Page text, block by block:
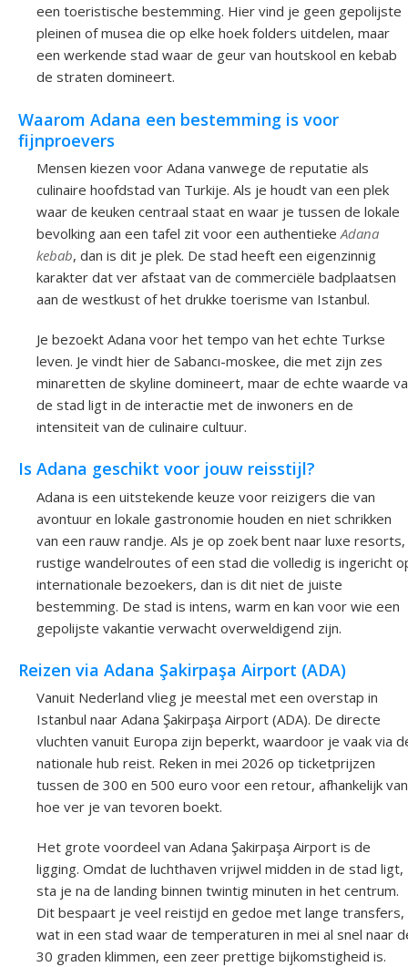
een toeristische bestemming. Hier vind je geen gepolijste
pleinen of musea die op elke hoek folders uitdelen, maar
een werkende stad waar de geur van houtskool en kebab
de straten domineert.
Waarom Adana een bestemming is voor
fijnproevers
Mensen kiezen voor Adana vanwege de reputatie als
culinaire hoofdstad van Turkije. Als je houdt van een plek
waar de keuken centraal staat en waar je tussen de lokale
bevolking aan een tafel zit voor een authentieke Adana
kebab, dan is dit je plek. De stad heeft een eigenzinnig
karakter dat ver afstaat van de commerciële badplaatsen
aan de westkust of het drukke toerisme van Istanbul.
Je bezoekt Adana voor het tempo van het echte Turkse
leven. Je vindt hier de Sabancı-moskee, die met zijn zes
minaretten de skyline domineert, maar de echte waarde
de stad ligt in de interactie met de inwoners en de
intensiteit van de culinaire cultuur.
Is Adana geschikt voor jouw reisstijl?
Adana is een uitstekende keuze voor reizigers die van
avontuur en lokale gastronomie houden en niet schrikken
van een rauw randje. Als je op zoek bent naar luxe resorts,
rustige wandelroutes of een stad die volledig is ingericht
internationale bezoekers, dan is dit niet de juiste
bestemming. De stad is intens, warm en kan voor wie een
gepolijste vakantie verwacht overweldigend zijn.
Reizen via Adana Şakirpaşa Airport (ADA)
Vanuit Nederland vlieg je meestal met een overstap in
Istanbul naar Adana Şakirpaşa Airport (ADA). De directe
vluchten vanuit Europa zijn beperkt, waardoor je vaak via
nationale hub reist. Reken in mei 2026 op ticketprijzen
tussen de 300 en 500 euro voor een retour, afhankelijk van
hoe ver je van tevoren boekt.
Het grote voordeel van Adana Şakirpaşa Airport is de
ligging. Omdat de luchthaven vrijwel midden in de stad ligt,
sta je na de landing binnen twintig minuten in het centrum.
Dit bespaart je veel reistijd en gedoe met lange transfers,
wat in een stad waar de temperaturen in mei al snel naar
30 graden klimmen, een zeer prettige bijkomstigheid is.